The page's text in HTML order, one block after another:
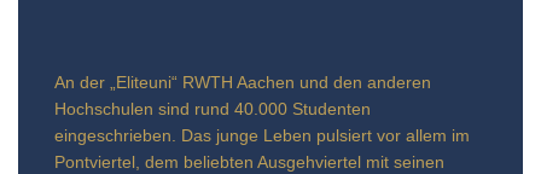
An der „Eliteuni“ RWTH Aachen und den anderen
Hochschulen sind rund 40.000 Studenten
eingeschrieben. Das junge Leben pulsiert vor allem im
Pontviertel, dem beliebten Ausgehviertel mit seinen